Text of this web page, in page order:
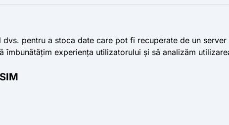
pentru a stoca date care pot fi recuperate de un
experiența utilizatorului și să analizăm